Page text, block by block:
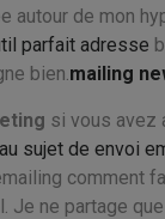
de mon
parfait adresse
bien. mailing
si vous avez
sujet de envoi
comment
Je ne partage